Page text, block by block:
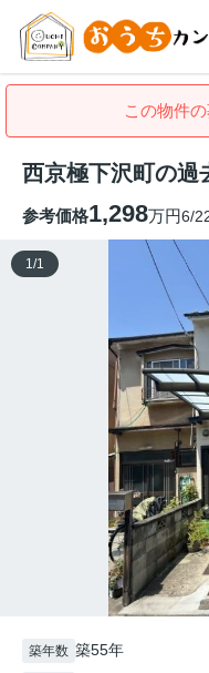
この物件
西京極下沢町の過
参考価格1,298万円6/
1 /1
築年数 築55年